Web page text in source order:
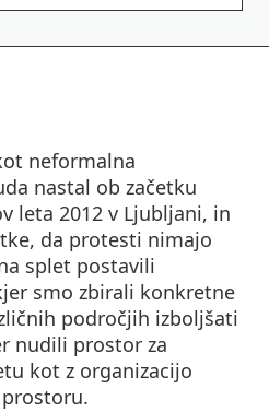
neformalna
nastal ob začetku
leta 2012 v Ljubljani, in
da protesti nimajo
splet postavili
smo zbirali konkretne
področjih izboljšati
nudili prostor za
kot z organizacijo